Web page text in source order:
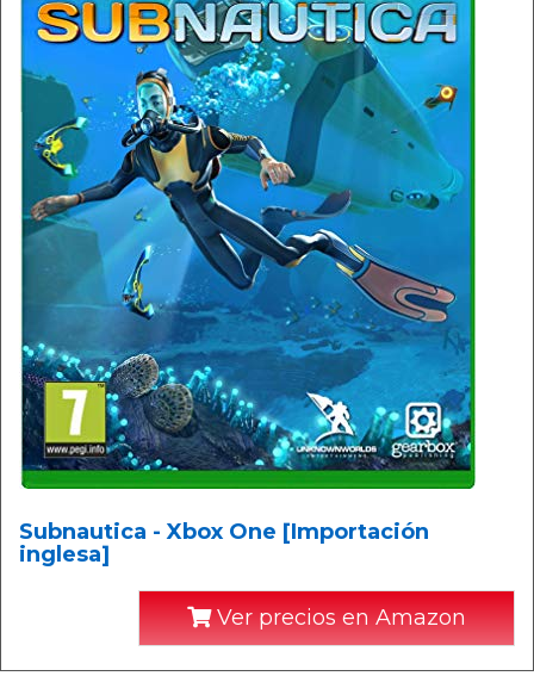
Subnautica - Xbox One [Importación
inglesa]
Ver precios en Amazon